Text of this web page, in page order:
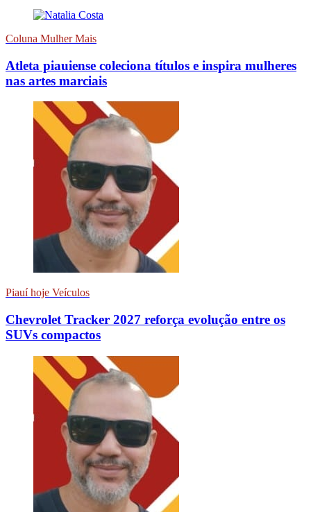
Coluna Mulher Mais
Atleta piauiense coleciona títulos e inspira mulheres
nas artes marciais
Piauí hoje Veículos
Chevrolet Tracker 2027 reforça evolução entre os
SUVs compactos